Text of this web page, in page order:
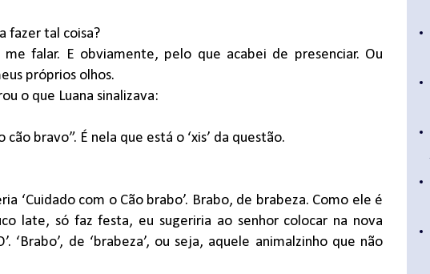
fazer tal coisa?
falar. E obviamente, pelo que acabei de presenciar. Ou
próprios olhos.
o que Luana sinalizava:
bravo”. É nela que está o ‘xis’ da questão.
‘Cuidado com o Cão brabo’. Brabo, de brabeza. Como ele é
late, só faz festa, eu sugeriria ao senhor colocar na nova
‘Brabo’, de ‘brabeza’, ou seja, aquele animalzinho que não